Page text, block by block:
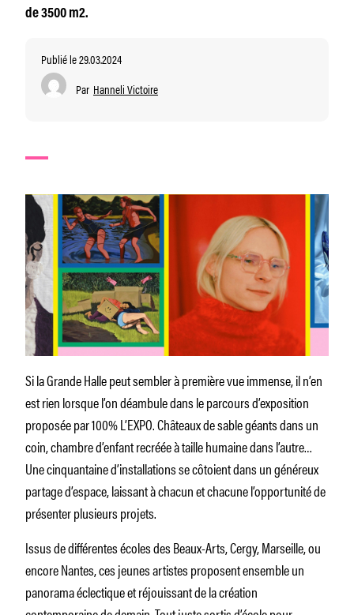
de 3500 m2.
Publié le 29.03.2024
Par Hanneli Victoire
Si la Grande Halle peut sembler à première vue immense, il n’en
est rien lorsque l’on déambule dans le parcours d’exposition
proposée par 100% L’EXPO. Châteaux de sable géants dans un
coin, chambre d’enfant recréée à taille humaine dans l’autre…
Une cinquantaine d’installations se côtoient dans un généreux
partage d’espace, laissant à chacun et chacune l’opportunité de
présenter plusieurs projets.
Issus de différentes écoles des Beaux-Arts, Cergy, Marseille, ou
encore Nantes, ces jeunes artistes proposent ensemble un
panorama éclectique et réjouissant de la création